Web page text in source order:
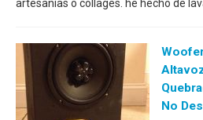
artesanías o collages. he hecho de
No